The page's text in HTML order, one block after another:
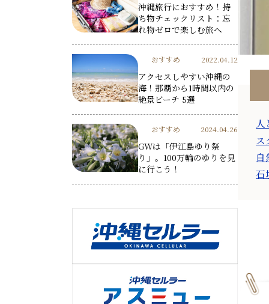
自
石
沖縄旅行におすすめ！持
ち物チェックリスト：忘
れ物ゼロで楽しむ旅へ
おすすめ 2022.04.12
アクセスしやすい沖縄の
海！那覇から1時間以内の
絶景ビーチ 5選
おすすめ 2024.04.26
GWは「伊江島ゆり祭
り」。100万輪のゆりを見
に行こう！